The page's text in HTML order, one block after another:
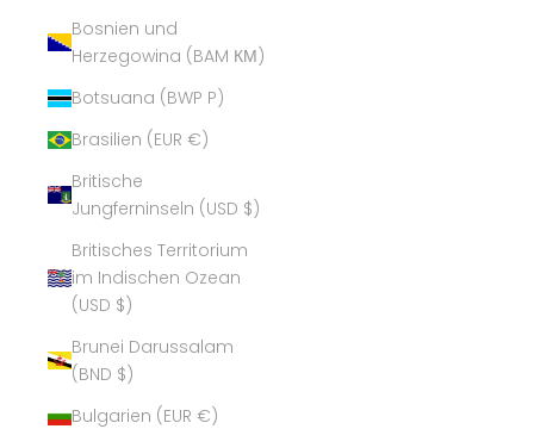
Bosnien und
Herzegowina (BAM КМ)
Botsuana (BWP P)
Brasilien (EUR €)
Britische
Jungferninseln (USD $)
Britisches Territorium
im Indischen Ozean
(USD $)
Brunei Darussalam
(BND $)
Bulgarien (EUR €)